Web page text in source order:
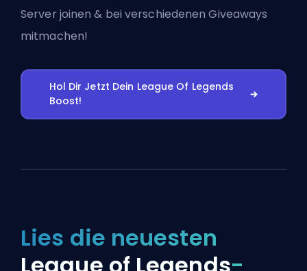
Server joinen & bei verschiedenen Giveaways
mitmachen!
Hol Dir Jetzt Dein League Of Legends
Boost!
Lies die neuesten